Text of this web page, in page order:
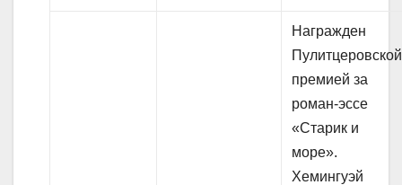
Награжден
Пулитцеровской
премией за
роман-эссе
«Старик и
море».
Хемингуэй